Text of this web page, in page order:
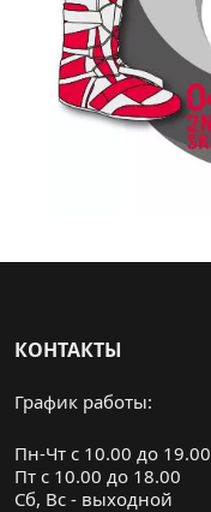
КОНТАКТЫ
График работы:
Пн-Чт с 10.00 до 19.00
Пт с 10.00 до 18.00
Cб, Вс - выходной